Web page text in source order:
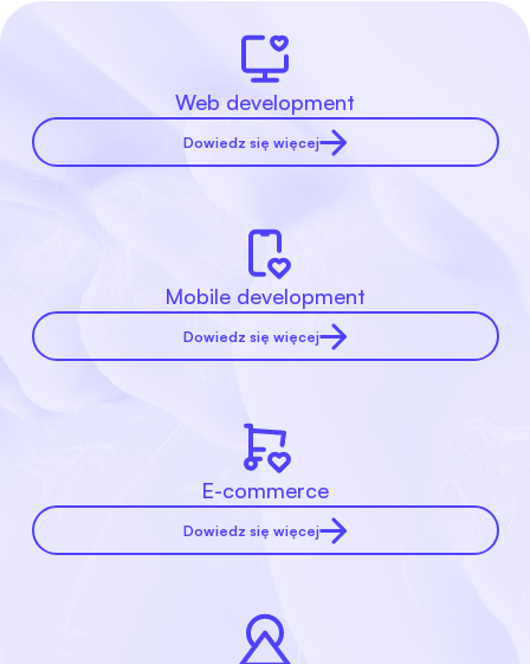
Web development
Dowiedz się więcej
Mobile development
Dowiedz się więcej
E-commerce
Dowiedz się więcej